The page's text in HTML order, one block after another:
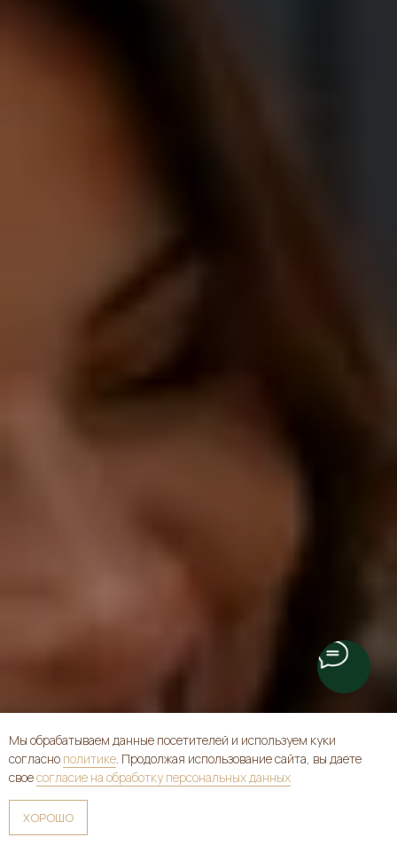
Мы обрабатываем данные посетителей и используем куки
согласно политике. Продолжая использование сайта, вы даете
своесогласие на обработку персональных данных
ХОРОШО